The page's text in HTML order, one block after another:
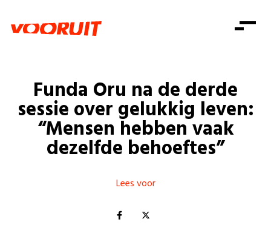
Zorg
Gelijke kansen
Welzijn
Kinderen en jongeren
Onze mensen
Standpunten
Vacatures
Doe mee
Doe mee
Word lid
Shop
Zoeken
Login
Login
Funda Oru na de derde
sessie over gelukkig leven:
“Mensen hebben vaak
dezelfde behoeftes”
Lees voor